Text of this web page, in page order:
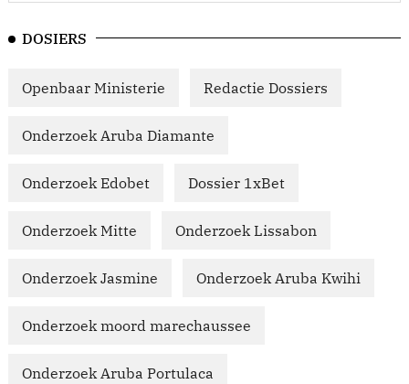
DOSIERS
Openbaar Ministerie Redactie Dossiers
Onderzoek Aruba Diamante
Onderzoek Edobet Dossier 1xBet
Onderzoek Mitte Onderzoek Lissabon
Onderzoek Jasmine Onderzoek Aruba Kwihi
Onderzoek moord marechaussee
Onderzoek Aruba Portulaca